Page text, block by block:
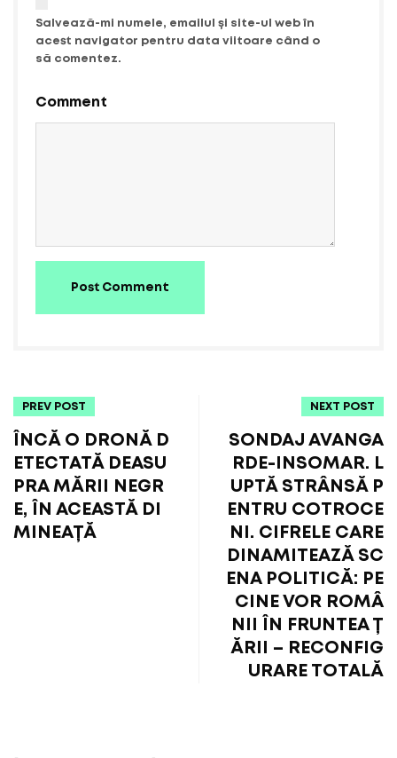
Salvează-mi numele, emailul și site-ul web în
acest navigator pentru data viitoare când o
să comentez.
Comment
Post Comment
PREV POST
ÎNCĂ O DRONĂ D
ETECTATĂ DEASU
PRA MĂRII NEGR
E, ÎN ACEASTĂ DI
MINEAȚĂ
NEXT POST
SONDAJ AVANGA
RDE-INSOMAR. L
UPTĂ STRÂNSĂ P
ENTRU COTROCE
NI. CIFRELE CARE
DINAMITEAZĂ SC
ENA POLITICĂ: PE
CINE VOR ROMÂ
NII ÎN FRUNTEA Ț
ĂRII – RECONFIG
URARE TOTALĂ